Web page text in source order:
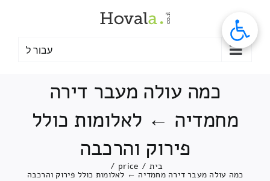
עבור ל
כמה עולה מעבר דירה
מחמדיה ← לאלומות כולל
פירוק והרכבה
בית /
price
/
כמה עולה מעבר דירה מחמדיה ← לאלומות כולל פירוק והרכבה